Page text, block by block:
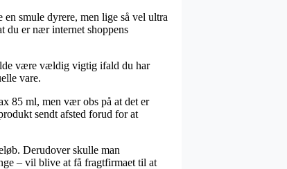
smule dyrere, men lige så vel ultra
du er nær internet shoppens
være vældig vigtig ifald du har
vare.
85 ml, men vær obs på at det er
sendt afsted forud for at
Derudover skulle man
– vil blive at få fragtfirmaet til at